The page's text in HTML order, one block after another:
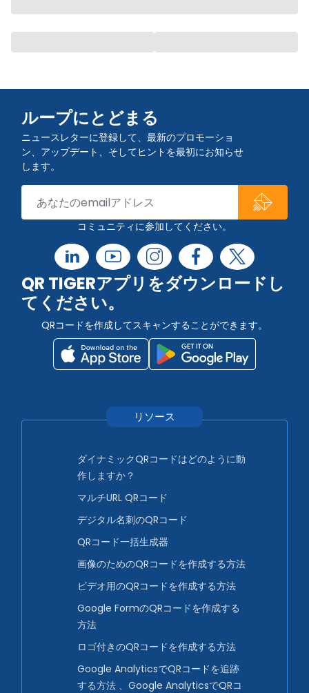
ループにとどまる
ニュースレターに登録して、最新のプロモーショ
ン、アップデート、そしてヒントを最初にお知らせ
します。
コミュニティに参加してください。
QR TIGERアプリをダウンロードし
てください。
QRコードを作成してスキャンすることができます。
リソース
ダイナミックQRコードはどのように動
作しますか？
マルチURL QRコード
デジタル名刺のQRコード
QRコード一括生成器
画像のためのQRコードを作成する方法
ビデオ用のQRコードを作成する方法
Google FormのQRコードを作成する
方法
ロゴ付きのQRコードを作成する方法
Google AnalyticsでQRコードを追跡
する方法 、Google AnalyticsでQRコ